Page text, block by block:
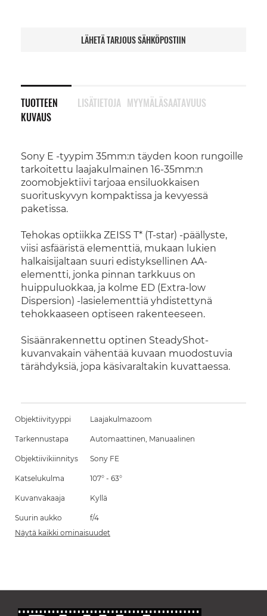
LÄHETÄ TARJOUS SÄHKÖPOSTIIN
TUOTTEEN
KUVAUS
Sony E -tyypim 35mm:n täyden koon rungoille
tarkoitettu laajakulmainen 16-35mm:n
zoomobjektiivi tarjoaa ensiluokkaisen
suorituskyvyn kompaktissa ja kevyessä
paketissa.
Tehokas optiikka ZEISS T* (T-star) -päällyste,
viisi asfääristä elementtiä, mukaan lukien
halkaisijaltaan suuri edistyksellinen AA-
elementti, jonka pinnan tarkkuus on
huippuluokkaa, ja kolme ED (Extra-low
Dispersion) -lasielementtiä yhdistettynä
tehokkaaseen optiseen rakenteeseen.
Sisäänrakennettu optinen SteadyShot-
kuvanvakain vähentää kuvaan muodostuvia
tärähdyksiä, jopa käsivaraltakin kuvattaessa.
LISÄTIETOJA MYYMÄLÄSAATAVUUS
Objektiivityyppi Laajakulmazoom
Tarkennustapa Automaattinen, Manuaalinen
Objektiivikiinnitys Sony FE
Katselukulma 107° - 63°
Kuvanvakaaja Kyllä
Suurin aukko
f/4
Näytä kaikki ominaisuudet